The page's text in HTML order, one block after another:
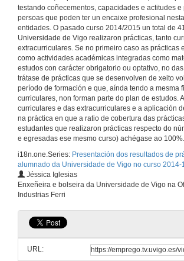
testando coñecementos, capacidades e actitudes
persoas que poden ter un encaixe profesional
entidades. O pasado curso 2014/2015 un total de
Universidade de Vigo realizaron prácticas, tanto
extracurriculares. Se no primeiro caso as prácticas
como actividades académicas integradas como
estudos con carácter obrigatorio ou optativo, no
trátase de prácticas que se desenvolven de xeito
período de formación e que, aínda tendo a mesma
curriculares, non forman parte do plan de estudos.
curriculares e das extracurriculares e a aplicación
na práctica en que a ratio de cobertura das
estudantes que realizaron prácticas respecto do
e egresadas ese mesmo curso) achégase ao 100%.
i18n.one.Series: Presentación dos resultados de
alumnado da Universidade de Vigo no curso 2014-
Jéssica Iglesias
Enxeñeira e bolseira da Universidade de Vigo na
Industrias Ferri
URL:
11 de maio de 2016